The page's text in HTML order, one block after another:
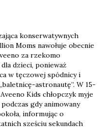
konserwatywnych
Moms nawołuje obecnie
za rzekomo
dzieci, ponieważ
w tęczowej spódnicy i
astronautę”. W 15-
Kids chłopczyk myje
gdy animowany
informując o
sześciu sekundach